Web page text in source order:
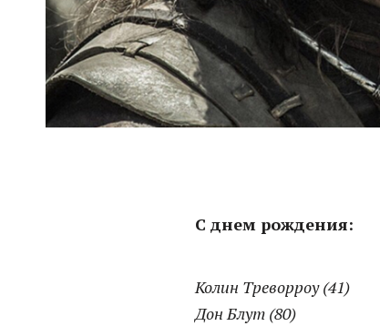
С днем рождения:
Колин Треворроу (41)
Дон Блут (80)